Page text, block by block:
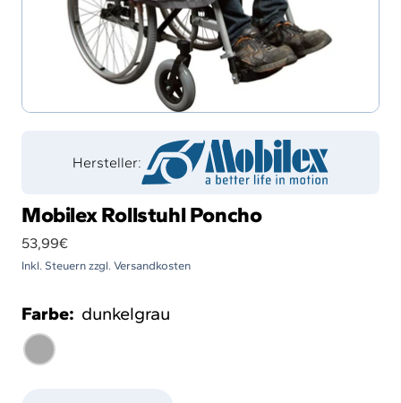
Hersteller:
Mobilex Rollstuhl Poncho
Angebotspreis
53,99€
Inkl. Steuern zzgl. Versandkosten
Farbe: dunkelgrau
dunkelgrau